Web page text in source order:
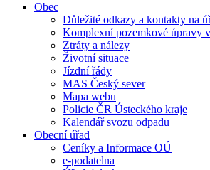
Obec
Důležité odkazy a kontakty na
Komplexní pozemkové úpravy
Ztráty a nálezy
Životní situace
Jízdní řády
MAS Český sever
Mapa webu
Policie ČR Ústeckého kraje
Kalendář svozu odpadu
Obecní úřad
Ceníky a Informace OÚ
e-podatelna